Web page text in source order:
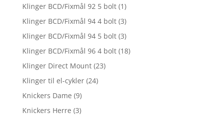
Klinger BCD/Fixmål 92 5 bolt (1)
Klinger BCD/Fixmål 94 4 bolt (3)
Klinger BCD/Fixmål 94 5 bolt (3)
Klinger BCD/Fixmål 96 4 bolt (18)
Klinger Direct Mount (23)
Klinger til el-cykler (24)
Knickers Dame (9)
Knickers Herre (3)